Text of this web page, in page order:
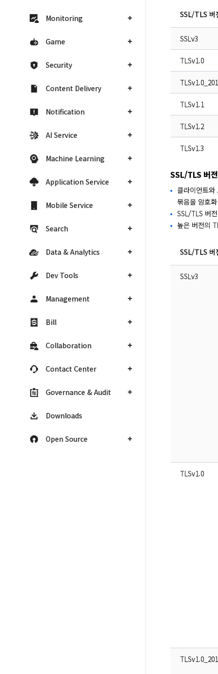
Monitoring
Game
Security
Content Delivery
Notification
AI Service
Machine Learning
Application Service
Mobile Service
Search
Data & Analytics
Dev Tools
Management
Bill
Collaboration
Contact Center
Governance & Audit
Downloads
Open Source
SSL/TLS 버
SSLv3
TLSv1.0
TLSv1.1
TLSv1.2
TLSv1.3
SSL/TLS 버
클라이언트와
묶음을 암호
SSL/TLS 버
높은 버전의
SSL/TLS 버
SSLv3
TLSv1.0